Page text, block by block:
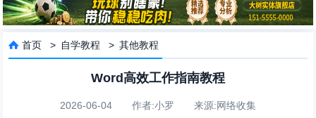
 首页 > 自学教程 >其他教程
Word高效工作指南教程
2026-06-04 作者:小罗 来源:网络收集